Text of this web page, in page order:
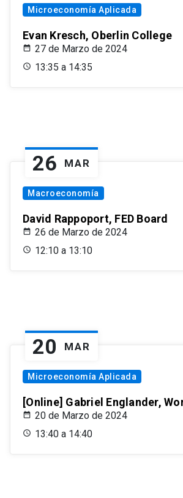
Microeconomía Aplicada
Evan Kresch, Oberlin College
27 de Marzo de 2024
13:35 a 14:35
26 MAR
Macroeconomía
David Rappoport, FED Board
26 de Marzo de 2024
12:10 a 13:10
20 MAR
Microeconomía Aplicada
[Online] Gabriel Englander,
20 de Marzo de 2024
13:40 a 14:40